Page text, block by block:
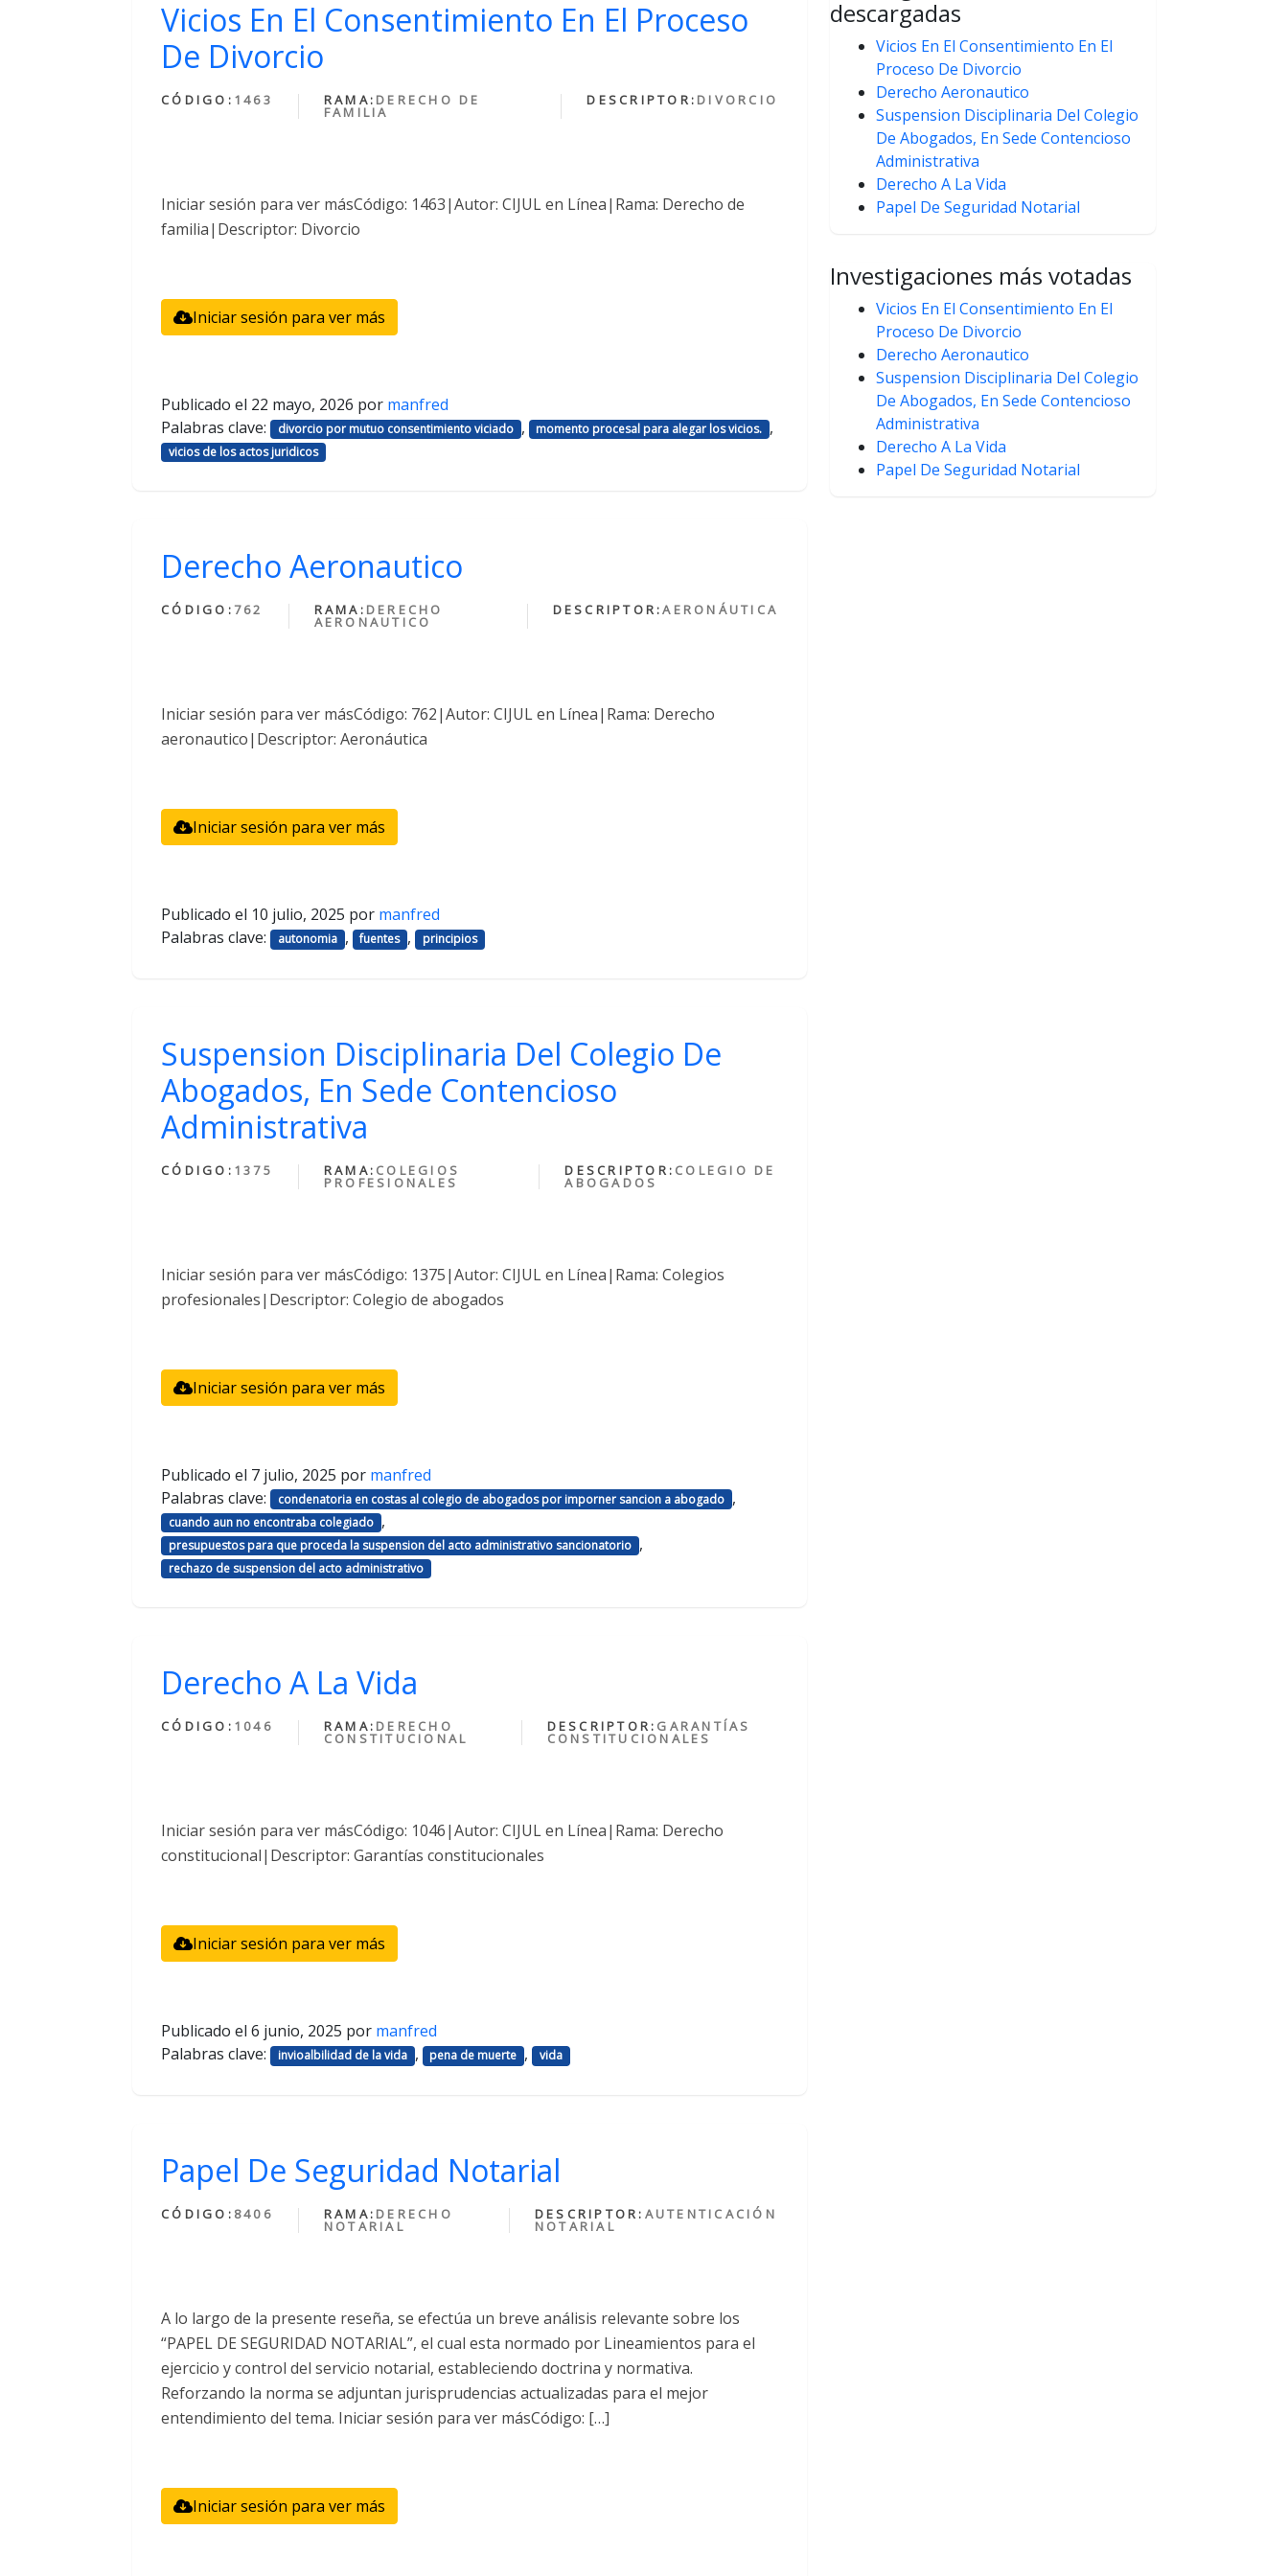
Vicios En El Consentimiento En El Proceso
De Divorcio
CÓDIGO: 1463 RAMA: DERECHO DE
FAMILIA
DESCRIPTOR: DIVORCIO
Iniciar sesión para ver másCódigo: 1463|Autor: CIJUL en Línea|Rama: Derecho de
familia|Descriptor: Divorcio
Iniciar sesión para ver más
Publicado el 22 mayo, 2026 por manfred
Palabras clave:
divorcio por mutuo consentimiento viciado , momento procesal para alegar los vicios. ,
vicios de los actos juridicos
Derecho Aeronautico
CÓDIGO: 762 RAMA: DERECHO
AERONAUTICO
DESCRIPTOR:AERONÁUTICA
Iniciar sesión para ver másCódigo: 762|Autor: CIJUL en Línea|Rama: Derecho
aeronautico|Descriptor: Aeronáutica
Iniciar sesión para ver más
Publicado el 10 julio, 2025 por manfred
Palabras clave:
autonomia , fuentes , principios
Suspension Disciplinaria Del Colegio De
Abogados, En Sede Contencioso
Administrativa
CÓDIGO: 1375 RAMA: COLEGIOS
PROFESIONALES
DESCRIPTOR: COLEGIO DE
ABOGADOS
Iniciar sesión para ver másCódigo: 1375|Autor: CIJUL en Línea|Rama: Colegios
profesionales|Descriptor: Colegio de abogados
Iniciar sesión para ver más
Publicado el 7 julio, 2025 por manfred
Palabras clave:
condenatoria en costas al colegio de abogados por imporner sancion a abogado ,
cuando aun no encontraba colegiado ,
presupuestos para que proceda la suspension del acto administrativo sancionatorio ,
rechazo de suspension del acto administrativo
Derecho A La Vida
CÓDIGO: 1046 RAMA: DERECHO
CONSTITUCIONAL
DESCRIPTOR: GARANTÍAS
CONSTITUCIONALES
Iniciar sesión para ver másCódigo: 1046|Autor: CIJUL en Línea|Rama: Derecho
constitucional|Descriptor: Garantías constitucionales
Iniciar sesión para ver más
Publicado el 6 junio, 2025 por manfred
Palabras clave:
invioalbilidad de la vida , pena de muerte , vida
Papel De Seguridad Notarial
CÓDIGO: 8406 RAMA: DERECHO
NOTARIAL
DESCRIPTOR: AUTENTICACIÓN
NOTARIAL
A lo largo de la presente reseña, se efectúa un breve análisis relevante sobre los
“PAPEL DE SEGURIDAD NOTARIAL”, el cual esta normado por Lineamientos para el
ejercicio y control del servicio notarial, estableciendo doctrina y normativa.
Reforzando la norma se adjuntan jurisprudencias actualizadas para el mejor
entendimiento del tema. Iniciar sesión para ver másCódigo: […]
Iniciar sesión para ver más
descargadas
Vicios En El Consentimiento En El
Proceso De Divorcio
Derecho Aeronautico
Suspension Disciplinaria Del Colegio
De Abogados, En Sede Contencioso
Administrativa
Derecho A La Vida
Papel De Seguridad Notarial
Investigaciones más votadas
Vicios En El Consentimiento En El
Proceso De Divorcio
Derecho Aeronautico
Suspension Disciplinaria Del Colegio
De Abogados, En Sede Contencioso
Administrativa
Derecho A La Vida
Papel De Seguridad Notarial